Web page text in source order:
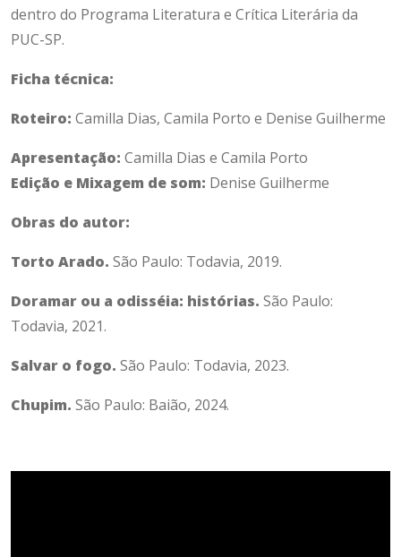
dentro do Programa Literatura e Crítica Literária da
PUC-SP.
Ficha técnica:
Roteiro: Camilla Dias, Camila Porto e Denise Guilherme
Apresentação: Camilla Dias e Camila Porto
Edição e Mixagem de som: Denise Guilherme
Obras do autor:
Torto Arado. São Paulo: Todavia, 2019.
Doramar ou a odisséia: histórias. São Paulo:
Todavia, 2021.
Salvar o fogo. São Paulo: Todavia, 2023.
Chupim. São Paulo: Baião, 2024.